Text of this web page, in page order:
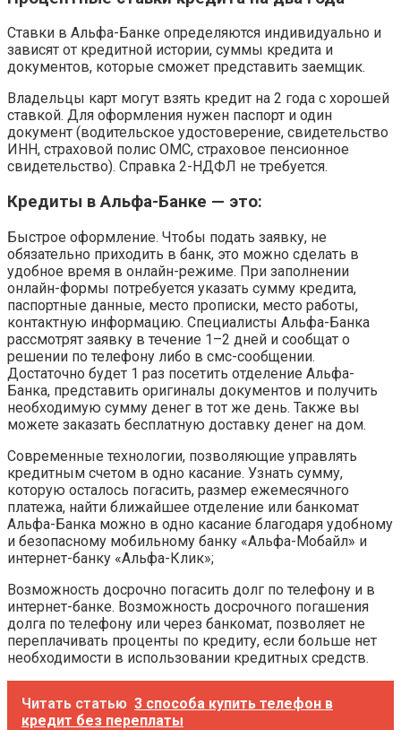
Ставки в Альфа-Банке определяются индивидуально и
зависят от кредитной истории, суммы кредита и
документов, которые сможет представить заемщик.
Владельцы карт могут взять кредит на 2 года с хорошей
ставкой. Для оформления нужен паспорт и один
документ (водительское удостоверение, свидетельство
ИНН, страховой полис ОМС, страховое пенсионное
свидетельство). Справка 2-НДФЛ не требуется.
Кредиты в Альфа-Банке — это:
Быстрое оформление. Чтобы подать заявку, не
обязательно приходить в банк, это можно сделать в
удобное время в онлайн-режиме. При заполнении
онлайн-формы потребуется указать сумму кредита,
паспортные данные, место прописки, место работы,
контактную информацию. Специалисты Альфа-Банка
рассмотрят заявку в течение 1–2 дней и сообщат о
решении по телефону либо в смс-сообщении.
Достаточно будет 1 раз посетить отделение Альфа-
Банка, представить оригиналы документов и получить
необходимую сумму денег в тот же день. Также вы
можете заказать бесплатную доставку денег на дом.
Современные технологии, позволяющие управлять
кредитным счетом в одно касание. Узнать сумму,
которую осталось погасить, размер ежемесячного
платежа, найти ближайшее отделение или банкомат
Альфа-Банка можно в одно касание благодаря удобному
и безопасному мобильному банку «Альфа-Мобайл» и
интернет-банку «Альфа-Клик»;
Возможность досрочно погасить долг по телефону и в
интернет-банке. Возможность досрочного погашения
долга по телефону или через банкомат, позволяет не
переплачивать проценты по кредиту, если больше нет
необходимости в использовании кредитных средств.
Читать статью 3 способа купить телефон в
кредит без переплаты